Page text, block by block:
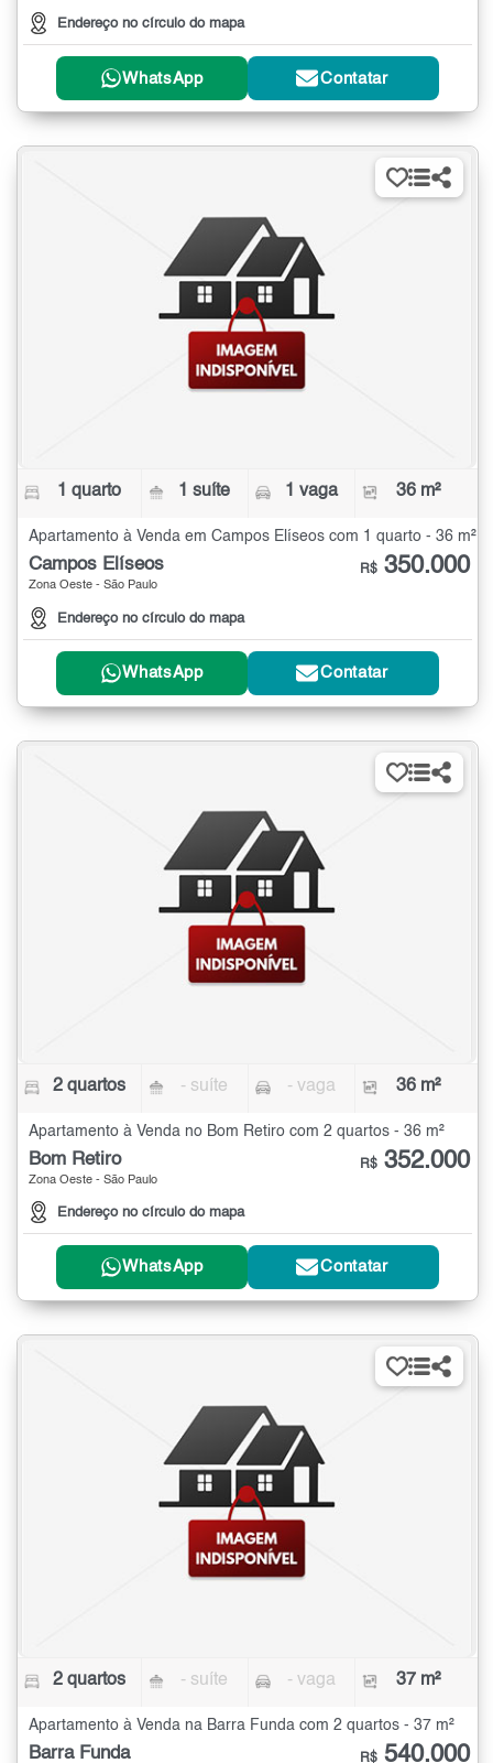
Endereço no círculo do mapa
WhatsApp Contatar
1 quarto 1 suíte 1 vaga 36 m²
Apartamento à Venda em Campos Elíseos com 1 quarto - 36 m²
Campos Elíseos
Zona Oeste - São Paulo
Endereço no círculo do mapa
R$ 350.000
WhatsApp Contatar
2 quartos - suíte - vaga 36 m²
Apartamento à Venda no Bom Retiro com 2 quartos - 36 m²
Bom Retiro
Zona Oeste - São Paulo
Endereço no círculo do mapa
R$ 352.000
WhatsApp Contatar
2 quartos - suíte - vaga 37 m²
Apartamento à Venda na Barra Funda com 2 quartos - 37 m²
Barra Funda R$ 540.000